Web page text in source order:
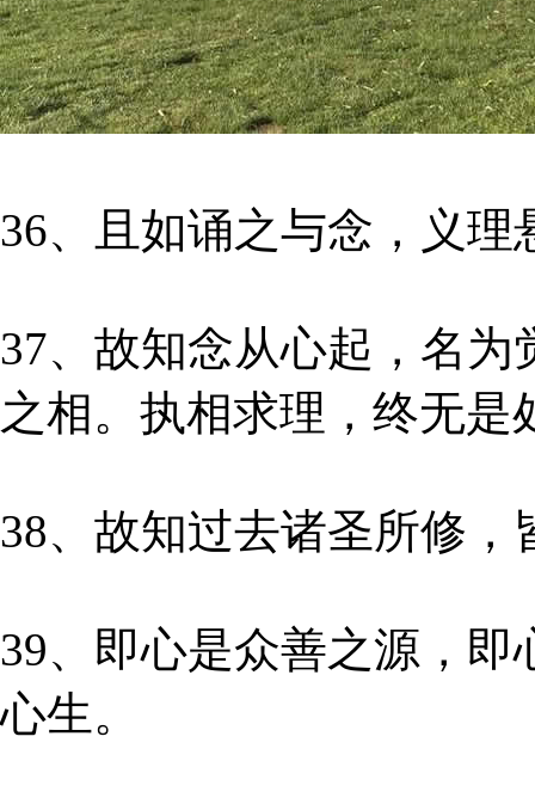
36、且如诵之与念，义
37、故知念从心起，名
之相。执相求理，终无是
38、故知过去诸圣所修
39、即心是众善之源，
心生。